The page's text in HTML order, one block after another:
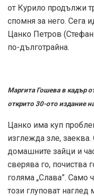
от Курило продължи
спомня за него. Сега
Цанко Петров
по-дълготрайна.
Маргита Гошева в кадър
открито 30-ото издание
Цанко има куп
изглежда зле,
домашните зайци и
сверява го, почиства
голяма „Слава”. Само
този глуповат